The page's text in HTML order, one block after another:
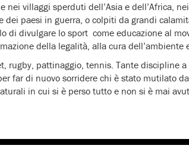
nei villaggi sperduti dell’Asia e dell’Africa,
dei paesi in guerra, o colpiti da grandi
di divulgare lo sport come educazione al
della legalità, alla cura dell’ambiente
rugby, pattinaggio, tennis. Tante discipline
far di nuovo sorridere chi è stato mutilato
in cui si è perso tutto e non si è mai